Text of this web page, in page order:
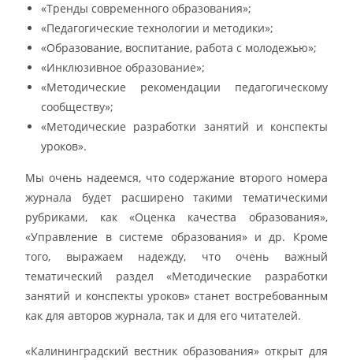
«Тренды современного образования»;
«Педагогические технологии и методики»;
«Образование, воспитание, работа с молодежью»;
«Инклюзивное образование»;
«Методические рекомендации педагогическому
сообществу»;
«Методические разработки занятий и конспекты
уроков».
Мы очень надеемся, что содержание второго номера
журнала будет расширено такими тематическими
рубриками, как «Оценка качества образования»,
«Управление в системе образования» и др. Кроме
того, выражаем надежду, что очень важный
тематический раздел «Методические разработки
занятий и конспекты уроков» станет востребованным
как для авторов журнала, так и для его читателей.
«Калининградский вестник образования» открыт для